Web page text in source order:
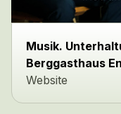
Musik.
Berggasthaus
Website